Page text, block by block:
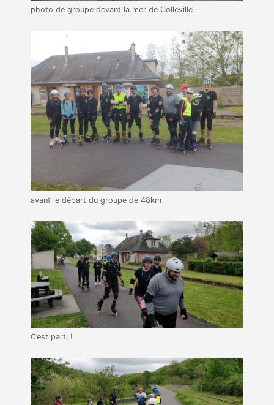
photo de groupe devant la mer de Colleville
avant le départ du groupe de 48km
C’est parti !